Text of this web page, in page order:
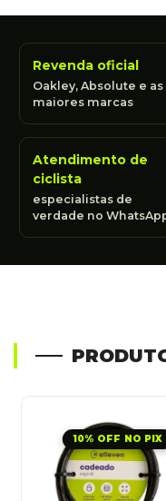
Revenda oficial
Oakley, Absolute e as
maiores marcas
Atendimento de
ciclista
especialistas de
verdade no
10% OFF NO PIX